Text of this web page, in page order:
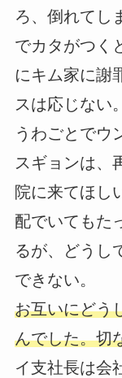
ろ、倒れてし
でカタがつく
にキム家に謝
スは応じない。
うわごとでウ
スギョンは、
院に来てほし
配でいてもた
るが、どうし
できない。
お互いにどう
んでした。切
イ支社長は会